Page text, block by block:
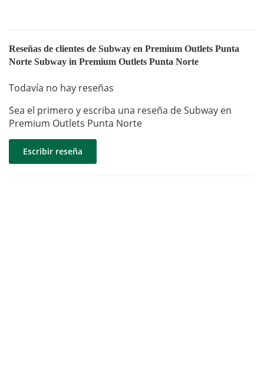
Reseñas de clientes de Subway en Premium Outlets Punta
Norte Subway in Premium Outlets Punta Norte
Todavía no hay reseñas
Sea el primero y escriba una reseña de Subway en
Premium Outlets Punta Norte
Escribir reseña